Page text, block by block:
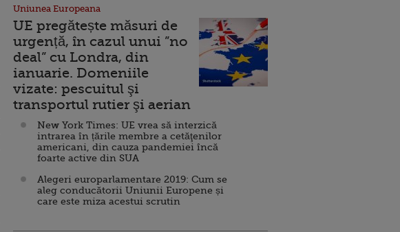
Uniunea Europeana
UE pregătește măsuri de
urgență, în cazul unui ”no
deal” cu Londra, din
ianuarie. Domeniile
vizate: pescuitul şi
transportul rutier şi aerian
New York Times: UE vrea să interzică
intrarea în țările membre a cetăţenilor
americani, din cauza pandemiei încă
foarte active din SUA
Alegeri europarlamentare 2019: Cum se
aleg conducătorii Uniunii Europene și
care este miza acestui scrutin